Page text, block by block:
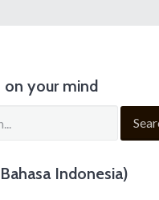
on your mind
Indonesia)